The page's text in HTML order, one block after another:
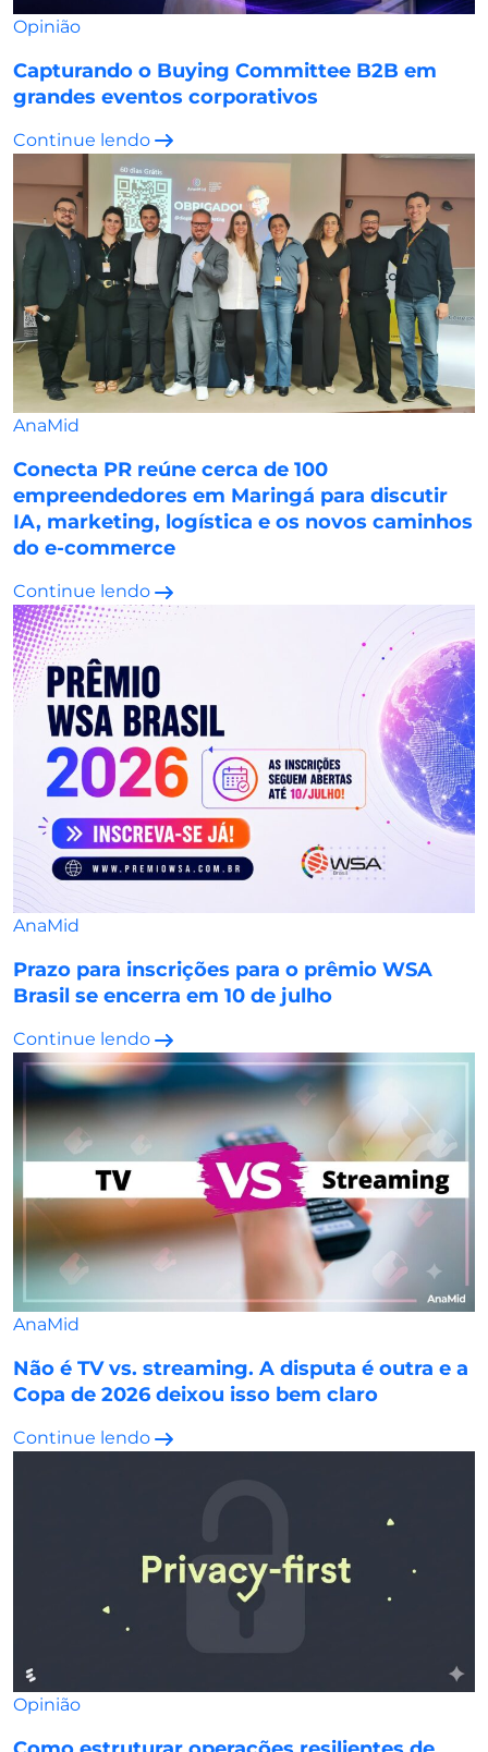
Opinião
Capturando o Buying Committee B2B em
grandes eventos corporativos
Continue lendo
AnaMid
Conecta PR reúne cerca de 100
empreendedores em Maringá para discutir
IA, marketing, logística e os novos caminhos
do e-commerce
Continue lendo
AnaMid
Prazo para inscrições para o prêmio WSA
Brasil se encerra em 10 de julho
Continue lendo
AnaMid
Não é TV vs. streaming. A disputa é outra e a
Copa de 2026 deixou isso bem claro
Continue lendo
Opinião